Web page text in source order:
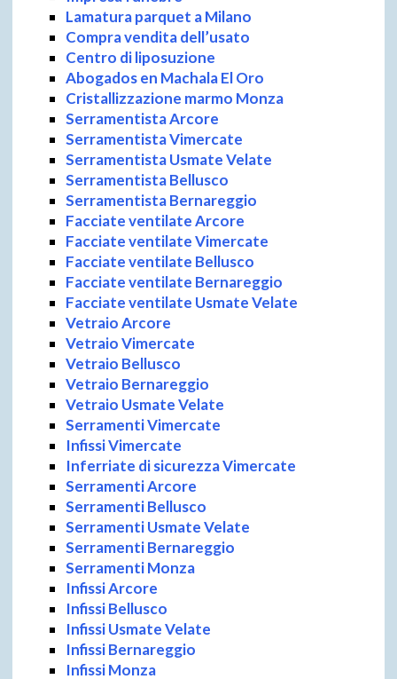
Lamatura parquet a Milano
Compra vendita dell’usato
Centro di liposuzione
Abogados en Machala El Oro
Cristallizzazione marmo Monza
Serramentista Arcore
Serramentista Vimercate
Serramentista Usmate Velate
Serramentista Bellusco
Serramentista Bernareggio
Facciate ventilate Arcore
Facciate ventilate Vimercate
Facciate ventilate Bellusco
Facciate ventilate Bernareggio
Facciate ventilate Usmate Velate
Vetraio Arcore
Vetraio Vimercate
Vetraio Bellusco
Vetraio Bernareggio
Vetraio Usmate Velate
Serramenti Vimercate
Infissi Vimercate
Inferriate di sicurezza Vimercate
Serramenti Arcore
Serramenti Bellusco
Serramenti Usmate Velate
Serramenti Bernareggio
Serramenti Monza
Infissi Arcore
Infissi Bellusco
Infissi Usmate Velate
Infissi Bernareggio
Infissi Monza